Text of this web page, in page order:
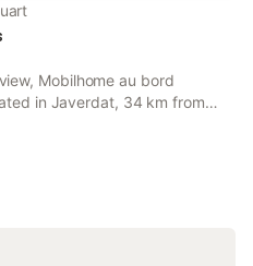
Mobilhome au bord
in Javerdat, 34 km from
34 km from Zénith Limoges
to a terrace and free